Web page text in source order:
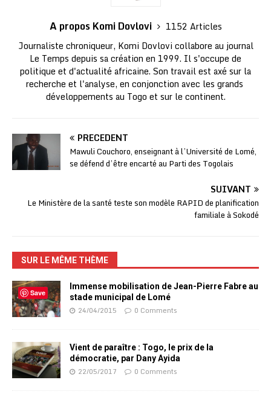
A propos Komi Dovlovi
1152 Articles
Journaliste chroniqueur, Komi Dovlovi collabore au journal
Le Temps depuis sa création en 1999. Il s'occupe de
politique et d'actualité africaine. Son travail est axé sur la
recherche et l'analyse, en conjonction avec les grands
développements au Togo et sur le continent.
PRÉCÉDENT
Mawuli Couchoro, enseignant à l’Université de Lomé,
se défend d’être encarté au Parti des Togolais
SUIVANT
Le Ministère de la santé teste son modèle RAPID de planification
familiale à Sokodé
SUR LE MÊME THÈME
Immense mobilisation de Jean-Pierre Fabre au
stade municipal de Lomé
24/04/2015 0 Comments
Vient de paraître : Togo, le prix de la
démocratie, par Dany Ayida
22/05/2017 0 Comments
Save